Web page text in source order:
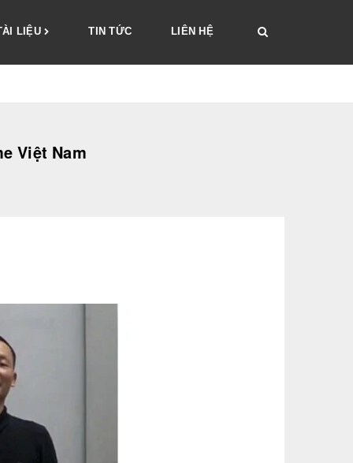
LIỆU TIN TỨC LIÊN HỆ
Việt Nam